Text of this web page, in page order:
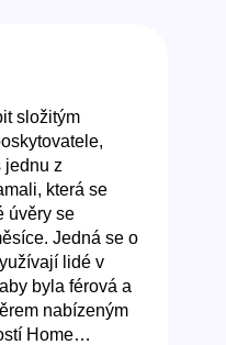
složitým
jednu z
která se
úvěry se
Jedná se o
lidé v
byla férová a
nabízeným
Home…